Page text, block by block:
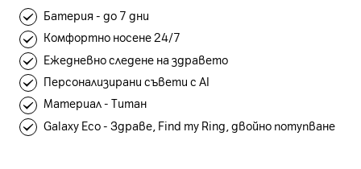
Батерия - до 7 дни
Комфортно носене 24/7
Ежедневно следене на здравето
Персонализирани съвети с AI
Материал - Титан
Galaxy Eco - Здраве, Find my Ring, двойно потупване